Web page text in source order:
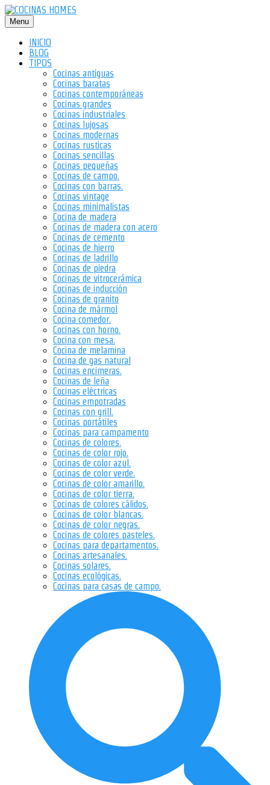
Saltar
al
contenido
Menu
INICIO
BLOG
TIPOS
Cocinas antiguas
Cocinas baratas
Cocinas contemporáneas
Cocinas grandes
Cocinas industriales
Cocinas lujosas
Cocinas modernas
Cocinas rusticas
Cocinas sencillas
Cocinas pequeñas
Cocinas de campo.
Cocinas con barras.
Cocinas vintage
Cocinas minimalistas
Cocina de madera
Cocinas de madera con acero
Cocinas de cemento
Cocinas de hierro
Cocinas de ladrillo
Cocinas de piedra
Cocinas de vitrocerámica
Cocinas de inducción
Cocinas de granito
Cocina de mármol
Cocina comedor.
Cocinas con horno.
Cocina con mesa.
Cocina de melamina
Cocina de gas natural
Cocinas encimeras.
Cocinas de leña
Cocinas eléctricas
Cocinas empotradas
Cocinas con grill.
Cocinas portátiles
Cocinas para campamento
Cocinas de colores.
Cocinas de color rojo.
Cocinas de color azul.
Cocinas de color verde.
Cocinas de color amarillo.
Cocinas de color tierra.
Cocinas de colores cálidos.
Cocinas de color blancas.
Cocinas de color negras.
Cocinas de colores pasteles.
Cocinas para departamentos.
Cocinas artesanales.
Cocinas solares.
Cocinas ecológicas.
Cocinas para casas de campo.